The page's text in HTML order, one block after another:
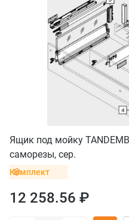
Ящик под мойку
саморезы, сер.
Комплект
12 258.56 ₽